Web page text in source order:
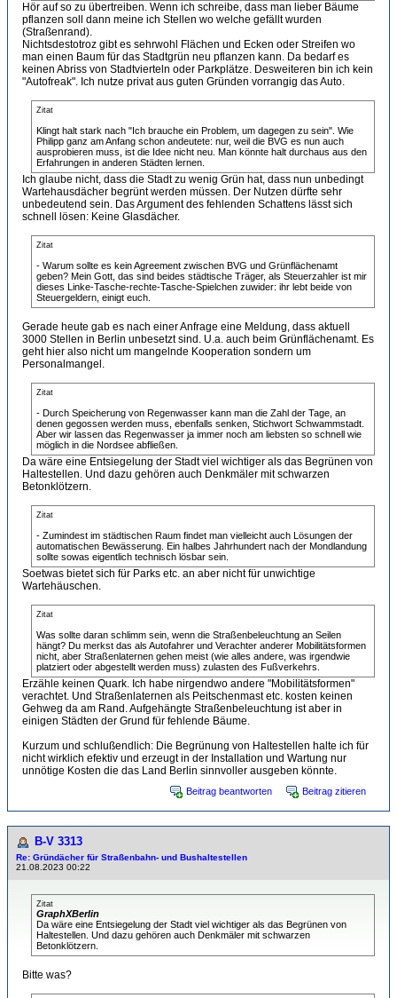
Hör auf so zu übertreiben. Wenn ich schreibe, dass man lieber Bäume
pflanzen soll dann meine ich Stellen wo welche gefällt wurden
(Straßenrand).
Nichtsdestotroz gibt es sehrwohl Flächen und Ecken oder Streifen wo
man einen Baum für das Stadtgrün neu pflanzen kann. Da bedarf es
keinen Abriss von Stadtvierteln oder Parkplätze. Desweiteren bin ich kein
"Autofreak". Ich nutze privat aus guten Gründen vorrangig das Auto.
Zitat
Klingt halt stark nach "Ich brauche ein Problem, um dagegen zu sein". Wie
Philipp ganz am Anfang schon andeutete: nur, weil die BVG es nun auch
ausprobieren muss, ist die Idee nicht neu. Man könnte halt durchaus aus den
Erfahrungen in anderen Städten lernen.
Ich glaube nicht, dass die Stadt zu wenig Grün hat, dass nun unbedingt
Wartehausdächer begrünt werden müssen. Der Nutzen dürfte sehr
unbedeutend sein. Das Argument des fehlenden Schattens lässt sich
schnell lösen: Keine Glasdächer.
Zitat
- Warum sollte es kein Agreement zwischen BVG und Grünflächenamt
geben? Mein Gott, das sind beides städtische Träger, als Steuerzahler ist mir
dieses Linke-Tasche-rechte-Tasche-Spielchen zuwider: ihr lebt beide von
Steuergeldern, einigt euch.
Gerade heute gab es nach einer Anfrage eine Meldung, dass aktuell
3000 Stellen in Berlin unbesetzt sind. U.a. auch beim Grünflächenamt. Es
geht hier also nicht um mangelnde Kooperation sondern um
Personalmangel.
Zitat
- Durch Speicherung von Regenwasser kann man die Zahl der Tage, an
denen gegossen werden muss, ebenfalls senken, Stichwort Schwammstadt.
Aber wir lassen das Regenwasser ja immer noch am liebsten so schnell wie
möglich in die Nordsee abfließen.
Da wäre eine Entsiegelung der Stadt viel wichtiger als das Begrünen von
Haltestellen. Und dazu gehören auch Denkmäler mit schwarzen
Betonklötzern.
Zitat
- Zumindest im städtischen Raum findet man vielleicht auch Lösungen der
automatischen Bewässerung. Ein halbes Jahrhundert nach der Mondlandung
sollte sowas eigentlich technisch lösbar sein.
Soetwas bietet sich für Parks etc. an aber nicht für unwichtige
Wartehäuschen.
Zitat
Was sollte daran schlimm sein, wenn die Straßenbeleuchtung an Seilen
hängt? Du merkst das als Autofahrer und Verachter anderer Mobilitätsformen
nicht, aber Straßenlaternen gehen meist (wie alles andere, was irgendwie
platziert oder abgestellt werden muss) zulasten des Fußverkehrs.
Erzähle keinen Quark. Ich habe nirgendwo andere "Mobilitätsformen"
verachtet. Und Straßenlaternen als Peitschenmast etc. kosten keinen
Gehweg da am Rand. Aufgehängte Straßenbeleuchtung ist aber in
einigen Städten der Grund für fehlende Bäume.
Kurzum und schlußendlich: Die Begrünung von Haltestellen halte ich für
nicht wirklich efektiv und erzeugt in der Installation und Wartung nur
unnötige Kosten die das Land Berlin sinnvoller ausgeben könnte.
Beitrag beantworten Beitrag zitieren
B-V 3313
Re: Gründächer für Straßenbahn- und Bushaltestellen
21.08.2023 00:22
Zitat
GraphXBerlin
Da wäre eine Entsiegelung der Stadt viel wichtiger als das Begrünen von
Haltestellen. Und dazu gehören auch Denkmäler mit schwarzen
Betonklötzern.
Bitte was?